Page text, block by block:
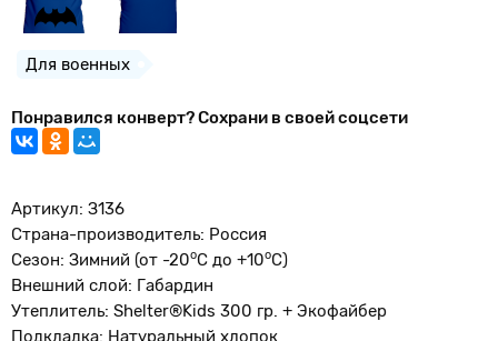
Для военных
Понравился конверт? Сохрани в своей соцсети
Артикул: З136
Страна-производитель: Россия
Сезон: Зимний (от -20оС до +10oС)
Внешний слой: Габардин
Утеплитель: Shelter®Kids 300 гр. + Экофайбер
Подкладка: Натуральный хлопок